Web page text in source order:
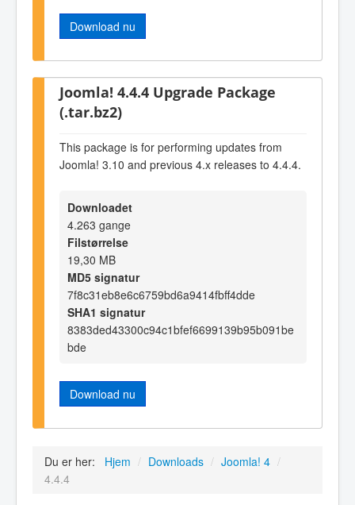
Download nu
Joomla! 4.4.4 Upgrade Package
(.tar.bz2)
This package is for performing updates from
Joomla! 3.10 and previous 4.x releases to 4.4.4.
Downloadet
4.263 gange
Filstørrelse
19,30 MB
MD5 signatur
7f8c31eb8e6c6759bd6a9414fbff4dde
SHA1 signatur
8383ded43300c94c1bfef6699139b95b091be
bde
Download nu
Du er her: Hjem / Downloads / Joomla! 4 /
4.4.4